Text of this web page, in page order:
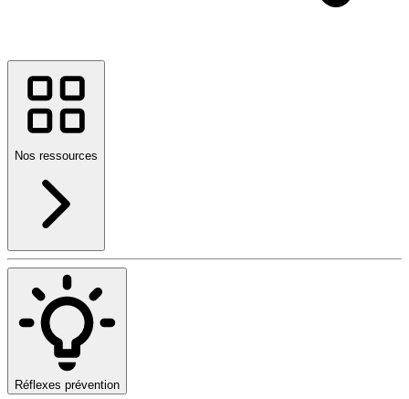
Nos ressources
Réflexes prévention